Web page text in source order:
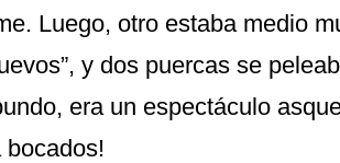
Luego, otro estaba medio
y dos puercas se
era un espectáculo
bocados!